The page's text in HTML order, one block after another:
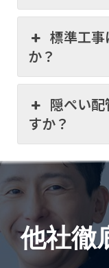
標準工
か？
隠ぺい
すか？
他社徹